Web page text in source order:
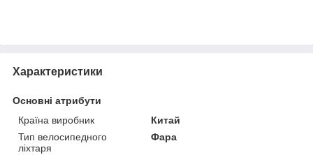
Характеристики
Основні атрибути
Країна виробник
Китай
Тип велосипедного
ліхтаря
Фара